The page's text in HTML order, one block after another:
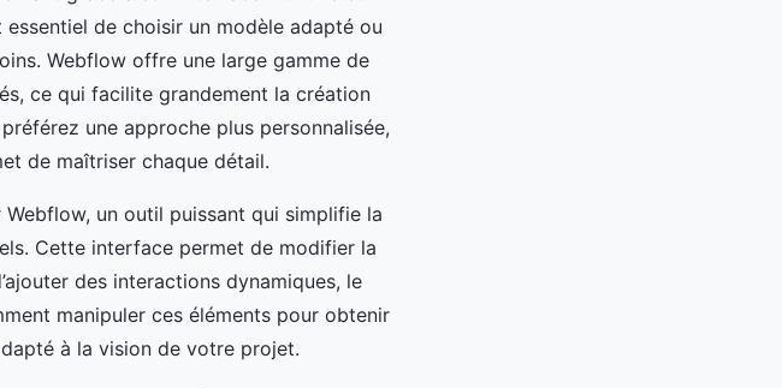
de choisir un modèle adapté ou
Webflow offre une large gamme de
ce qui facilite grandement la création
une approche plus personnalisée,
de maîtriser chaque détail.
un outil puissant qui simplifie la
Cette interface permet de modifier la
des interactions dynamiques, le
manipuler ces éléments pour obtenir
à la vision de votre projet.